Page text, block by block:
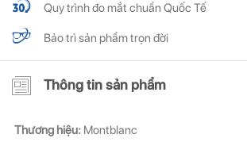
Quy trình đo mắt chuẩn Quốc Tế
Bảo trì sản phẩm trọn đời
Thông tin sản phẩm
Thương hiệu: Montblanc